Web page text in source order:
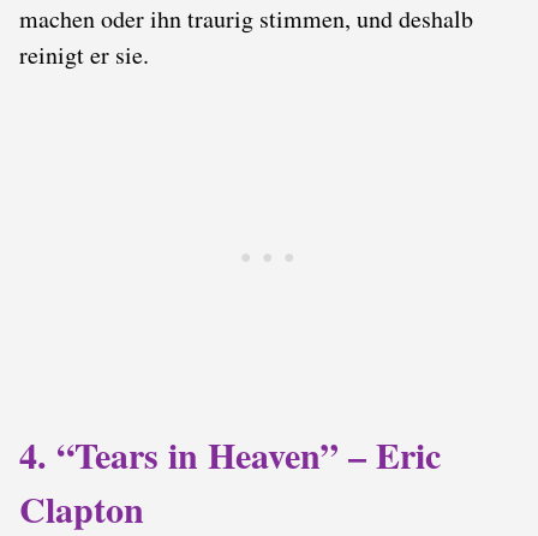
machen oder ihn traurig stimmen, und deshalb
reinigt er sie.
4. “Tears in Heaven” – Eric
Clapton